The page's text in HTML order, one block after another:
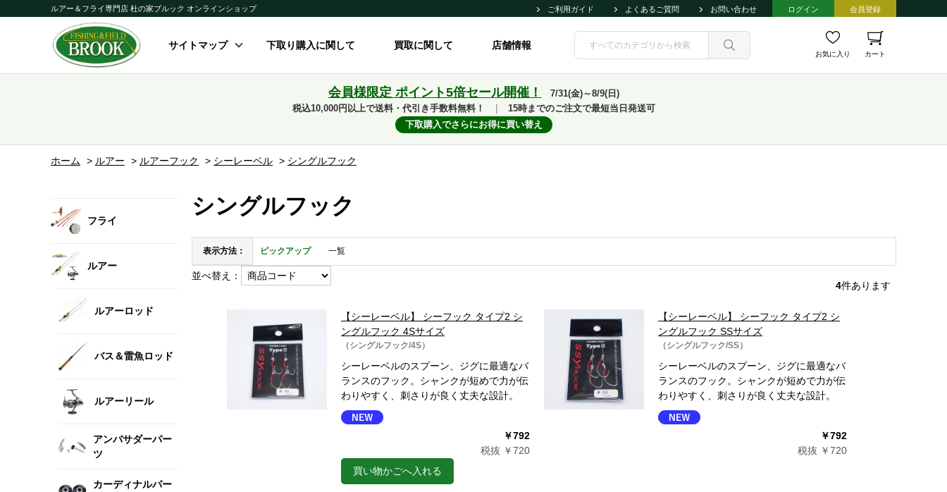
ルアー＆フライ専門店 杜の家ブルック オンラインショップ ご利用ガイド よくあるご質問 お問い合わせ ログイン 会員登録
サイトマップ 下取り購入に関して 買取に関して 店舗情報
お気に入り カート
会員様限定 ポイント5倍セール開催！
7/31(金)～8/9(日)
税込10,000円以上で送料・代引き手数料無料！
15時までのご注文で最短当日発送可
下取購入でさらにお得に買い替え
ホーム > ルアー > ルアーフック > シーレーベル > シングルフック
フライ
ルアー
ルアーロッド
バス＆雷魚ロッド
ルアーリール
アンバサダーパー
ツ
カーディナルパー
シングルフック
表示方法： ピックアップ 一覧
並べ替え：
4件あります
【シーレーベル】 シーフック タイプ2 シ
ングルフック 4Sサイズ
（シングルフック/4S）
シーレーベルのスプーン、ジグに最適なバ
ランスのフック。シャンクが短めで力が伝
わりやすく、刺さりが良く丈夫な設計。
￥792
税抜 ￥720
買い物かごへ入れる
【シーレーベル】 シーフック タイプ2 シ
ングルフック SSサイズ
（シングルフック/SS）
シーレーベルのスプーン、ジグに最適なバ
ランスのフック。シャンクが短めで力が伝
わりやすく、刺さりが良く丈夫な設計。
￥792
税抜 ￥720